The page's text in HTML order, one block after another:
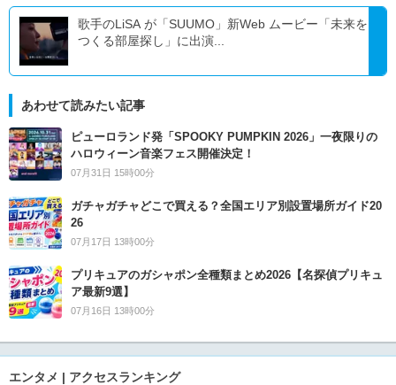
歌手のLiSA が「SUUMO」新Web ムービー「未来を
つくる部屋探し」に出演...
あわせて読みたい記事
ピューロランド発「SPOOKY PUMPKIN 2026」一夜限りの
ハロウィーン音楽フェス開催決定！
07月31日 15時00分
ガチャガチャどこで買える？全国エリア別設置場所ガイド20
26
07月17日 13時00分
プリキュアのガシャポン全種類まとめ2026【名探偵プリキュ
ア最新9選】
07月16日 13時00分
エンタメ | アクセスランキング